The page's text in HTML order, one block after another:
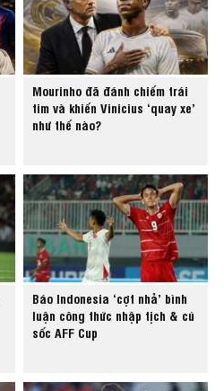
Mourinho đã đánh chiếm trái
tim và khiến Vinicius ‘quay xe’
như thế nào?
Báo Indonesia ‘cợt nhả’ bình
luận công thức nhập tịch & cú
sốc AFF Cup